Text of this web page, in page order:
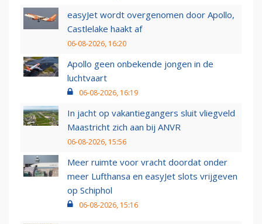
easyJet wordt overgenomen door Apollo,
Castlelake haakt af
06-08-2026, 16:20
Apollo geen onbekende jongen in de
luchtvaart
06-08-2026, 16:19
In jacht op vakantiegangers sluit vliegveld
Maastricht zich aan bij ANVR
06-08-2026, 15:56
Meer ruimte voor vracht doordat onder
meer Lufthansa en easyJet slots vrijgeven
op Schiphol
06-08-2026, 15:16